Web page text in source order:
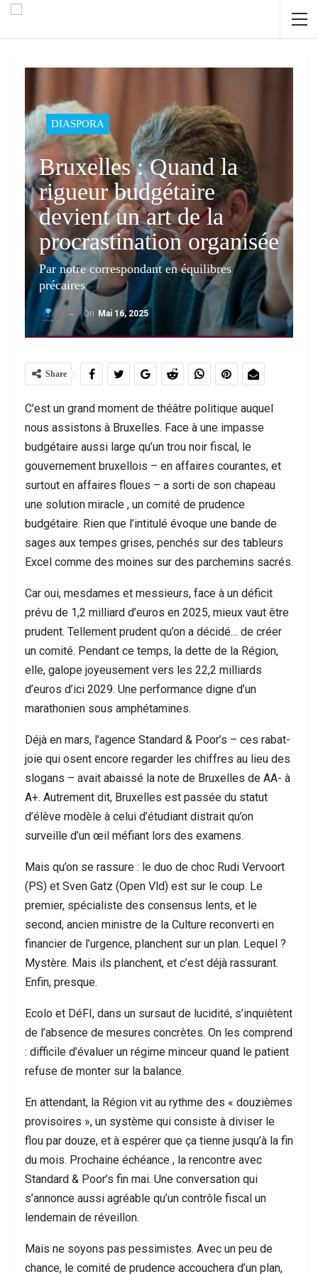
DIASPORA
Bruxelles : Quand la
rigueur budgétaire
devient un art de la
procrastination organisée
Par notre correspondant en équilibres
précaires
On Mai 16, 2025
Share
C’est un grand moment de théâtre politique auquel
nous assistons à Bruxelles. Face à une impasse
budgétaire aussi large qu’un trou noir fiscal, le
gouvernement bruxellois – en affaires courantes, et
surtout en affaires floues – a sorti de son chapeau
une solution miracle , un comité de prudence
budgétaire. Rien que l’intitulé évoque une bande de
sages aux tempes grises, penchés sur des tableurs
Excel comme des moines sur des parchemins sacrés.
Car oui, mesdames et messieurs, face à un déficit
prévu de 1,2 milliard d’euros en 2025, mieux vaut être
prudent. Tellement prudent qu’on a décidé… de créer
un comité. Pendant ce temps, la dette de la Région,
elle, galope joyeusement vers les 22,2 milliards
d’euros d’ici 2029. Une performance digne d’un
marathonien sous amphétamines.
Déjà en mars, l’agence Standard & Poor’s – ces rabat-
joie qui osent encore regarder les chiffres au lieu des
slogans – avait abaissé la note de Bruxelles de AA- à
A+. Autrement dit, Bruxelles est passée du statut
d’élève modèle à celui d’étudiant distrait qu’on
surveille d’un œil méfiant lors des examens.
Mais qu’on se rassure : le duo de choc Rudi Vervoort
(PS) et Sven Gatz (Open Vld) est sur le coup. Le
premier, spécialiste des consensus lents, et le
second, ancien ministre de la Culture reconverti en
financier de l’urgence, planchent sur un plan. Lequel ?
Mystère. Mais ils planchent, et c’est déjà rassurant.
Enfin, presque.
Ecolo et DéFI, dans un sursaut de lucidité, s’inquiètent
de l’absence de mesures concrètes. On les comprend
: difficile d’évaluer un régime minceur quand le patient
refuse de monter sur la balance.
En attendant, la Région vit au rythme des « douzièmes
provisoires », un système qui consiste à diviser le
flou par douze, et à espérer que ça tienne jusqu’à la fin
du mois. Prochaine échéance , la rencontre avec
Standard & Poor’s fin mai. Une conversation qui
s’annonce aussi agréable qu’un contrôle fiscal un
lendemain de réveillon.
Mais ne soyons pas pessimistes. Avec un peu de
chance, le comité de prudence accouchera d’un plan,